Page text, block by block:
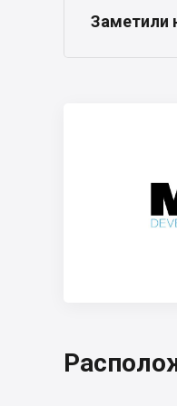
Заметили